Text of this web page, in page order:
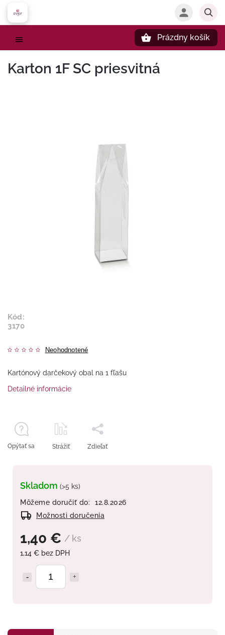
Prázdny košík
Karton 1F SC priesvitná
Kód:
3170
Neohodnotené
1,40 € / ks
1,14 € bez DPH
Skladom (>5 ks)
Môžeme doručiť do:
12.8.2026
Možnosti doručenia
Kartónový darčekový obal na 1 fľašu
Detailné informácie
Opýtať sa Strážiť Zdieľať